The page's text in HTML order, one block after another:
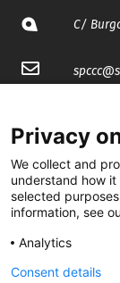
C/
spccc@
Privacy
We collect and
understand how
selected
information, see
Analytics
Consent details